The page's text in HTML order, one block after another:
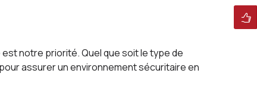
notre priorité. Quel que soit le type de
assurer un environnement sécuritaire en